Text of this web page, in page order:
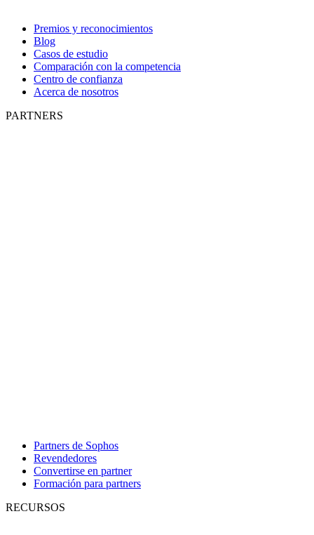
Premios y reconocimientos
Blog
Casos de estudio
Comparación con la competencia
Centro de confianza
Acerca de nosotros
PARTNERS
Partners de Sophos
Revendedores
Convertirse en partner
Formación para partners
RECURSOS